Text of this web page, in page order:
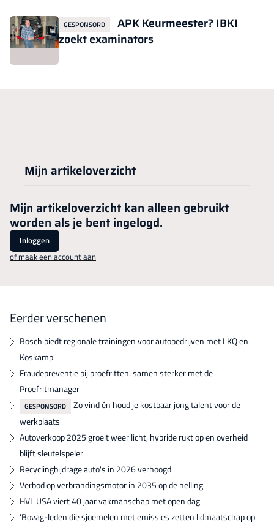
GESPONSORD
APK Keurmeester? IBKI
zoekt examinators
Mijn artikeloverzicht
Mijn artikeloverzicht kan alleen gebruikt
worden als je bent ingelogd.
Inloggen
of maak een account aan
Eerder verschenen
Bosch biedt regionale trainingen voor autobedrijven met LKQ en
Koskamp
Fraudepreventie bij proefritten: samen sterker met de
Proefritmanager
GESPONSORD
Zo vind én houd je kostbaar jong talent voor de
werkplaats
Autoverkoop 2025 groeit weer licht, hybride rukt op en overheid
blijft sleutelspeler
Recyclingbijdrage auto's in 2026 verhoogd
Verbod op verbrandingsmotor in 2035 op de helling
HVL USA viert 40 jaar vakmanschap met open dag
'Bovag-leden die sjoemelen met emissies zetten lidmaatschap op